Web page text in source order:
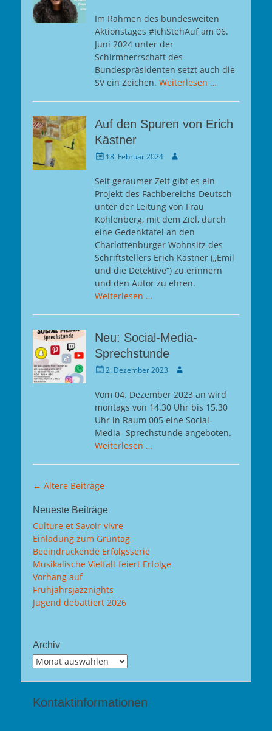
Im Rahmen des bundesweiten
Aktionstages #IchStehAuf am 06.
Juni 2024 unter der
Schirmherrschaft des
Bundespräsidenten setzt auch die
SV ein Zeichen. Weiterlesen …
Auf den Spuren von Erich
Kästner
Gepostet
18. Februar 2024 Autor
Seit geraumer Zeit gibt es ein
Projekt des Fachbereichs Deutsch
unter der Leitung von Frau
Kohlenberg, mit dem Ziel, durch
eine Gedenktafel an den
Charlottenburger Wohnsitz des
Schriftstellers Erich Kästner („Emil
und die Detektive“) zu erinnern
und den Autor zu ehren.
Weiterlesen …
Neu: Social-Media-
Sprechstunde
Gepostet
2. Dezember 2023 Autor
Vom 04. Dezember 2023 an wird
montags von 14.30 Uhr bis 15.30
Uhr in Raum 005 eine Social-
Media- Sprechstunde angeboten.
Weiterlesen …
Beitragsnavigation
← Ältere Beiträge
Neueste Beiträge
Culture et Savoir-vivre
Einladung zum Grüntag
Beeindruckende Erfolgsserie
Musikalische Vielfalt feiert Erfolge
Vorhang auf
Frühjahrsjazznights
Jugend debattiert 2026
Archiv
Archiv
Kontaktinformationen